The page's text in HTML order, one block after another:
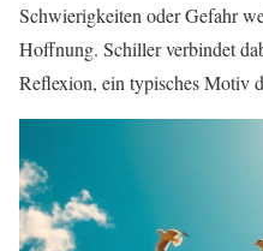
Schwierigkeiten oder Gefahr
Hoffnung. Schiller verbindet
Reflexion, ein typisches Motiv